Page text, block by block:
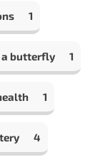
1
a butterfly 1
1
4